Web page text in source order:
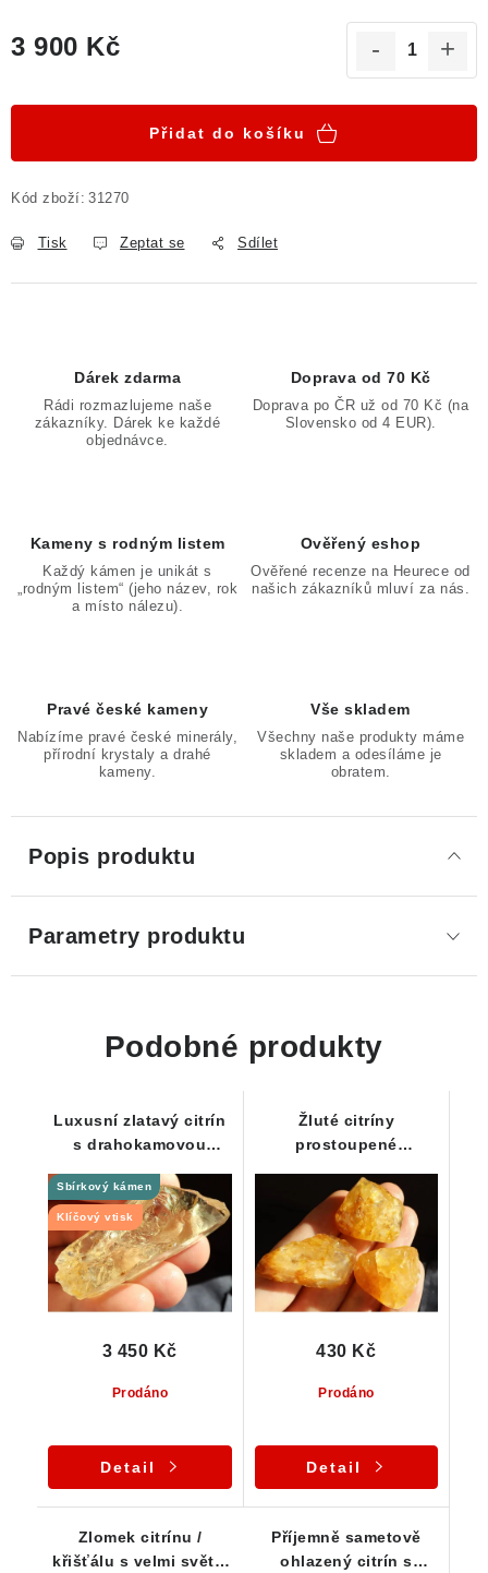
3 900 Kč
Přidat do košíku
Kód zboží: 31270
Tisk Zeptat se Sdílet
Dárek zdarma
Rádi rozmazlujeme naše
zákazníky. Dárek ke každé
objednávce.
Doprava od 70 Kč
Doprava po ČR už od 70 Kč (na
Slovensko od 4 EUR).
Kameny s rodným listem
Každý kámen je unikát s
„rodným listem“ (jeho název, rok
a místo nálezu).
Ověřený eshop
Ověřené recenze na Heurece od
našich zákazníků mluví za nás.
Pravé české kameny
Nabízíme pravé české minerály,
přírodní krystaly a drahé
kameny.
Vše skladem
Všechny naše produkty máme
skladem a odesíláme je
obratem.
Popis produktu
Parametry produktu
Podobné produkty
Luxusní zlatavý citrín
s drahokamovou
krystalu
Sbírkový kámen
Klíčový vtisk
Prodáno
3 450 Kč
Detail
Žluté citríny
prostoupené
Sestava 3 ks
Prodáno
430 Kč
Detail
Zlomek citrínu /
křišťálu s velmi světle
Příjemně sametově
ohlazený citrín s